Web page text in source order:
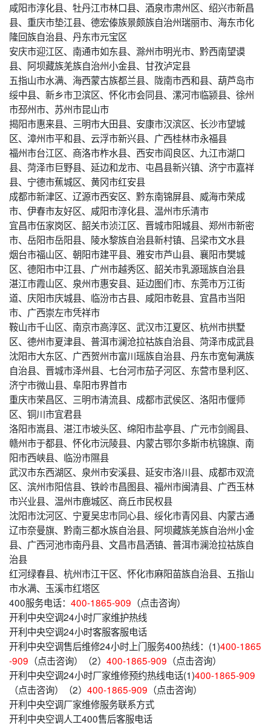
咸阳市淳化县、牡丹江市林口县、酒泉市肃州区、绍兴市新昌
县、重庆市垫江县、德宏傣族景颇族自治州瑞丽市、海东市化
隆回族自治县、丹东市元宝区
安庆市迎江区、南通市如东县、滁州市明光市、黔西南望谟
县、阿坝藏族羌族自治州小金县、甘孜泸定县
五指山市水满、海西蒙古族都兰县、陇南市西和县、葫芦岛市
绥中县、新乡市卫滨区、怀化市会同县、漯河市临颍县、徐州
市邳州市、苏州市昆山市
揭阳市惠来县、三明市大田县、安康市汉滨区、长沙市望城
区、漳州市平和县、云浮市新兴县、广西桂林市永福县
福州市台江区、商洛市柞水县、西安市阎良区、九江市湖口
县、菏泽市巨野县、延边和龙市、屯昌县新兴镇、济宁市嘉祥
县、宁德市蕉城区、黄冈市红安县
成都市新津区、辽源市西安区、黔东南锦屏县、威海市荣成
市、伊春市友好区、咸阳市淳化县、温州市乐清市
宜昌市伍家岗区、韶关市浈江区、晋城市阳城县、郑州市新密
市、岳阳市岳阳县、陵水黎族自治县新村镇、吕梁市文水县
烟台市福山区、朝阳市建平县、雅安市芦山县、襄阳市樊城
区、德阳市中江县、广州市越秀区、韶关市乳源瑶族自治县
湛江市霞山区、泉州市惠安县、延边图们市、东莞市万江街
道、庆阳市庆城县、临汾市古县、咸阳市乾县、宜昌市当阳
市、广西崇左市凭祥市
鞍山市千山区、南京市高淳区、武汉市江夏区、杭州市拱墅
区、德州市夏津县、普洱市澜沧拉祜族自治县、菏泽市成武县
沈阳市大东区、广西贺州市富川瑶族自治县、丹东市宽甸满族
自治县、晋城市泽州县、七台河市茄子河区、东营市垦利区、
济宁市微山县、阜阳市界首市
重庆市荣昌区、三明市清流县、成都市武侯区、洛阳市偃师
区、铜川市宜君县
洛阳市嵩县、湛江市坡头区、绵阳市盐亭县、广元市剑阁县、
赣州市于都县、怀化市沅陵县、内蒙古鄂尔多斯市杭锦旗、南
阳市西峡县、临汾市隰县
武汉市东西湖区、泉州市安溪县、延安市洛川县、成都市双流
区、滨州市阳信县、铁岭市昌图县、福州市闽清县、广西玉林
市兴业县、温州市鹿城区、商丘市民权县
沈阳市沈河区、宁夏吴忠市同心县、绥化市青冈县、内蒙古通
辽市奈曼旗、黔南三都水族自治县、阿坝藏族羌族自治州小金
县、广西河池市南丹县、文昌市昌洒镇、普洱市澜沧拉祜族自
治县
红河绿春县、杭州市江干区、怀化市麻阳苗族自治县、五指山
市水满、玉溪市红塔区
400服务电话： 400-1865-909 （点击咨询）
开利中央空调24小时厂家维护热线
开利中央空调24小时客服客服电话
开利中央空调售后维修24小时上门服务400热线：(1)400-1865
-909 （点击咨询）（2） 400-1865-909 （点击咨询）
开利中央空调24小时厂家维修预约热线电话(1)400-1865-909
（点击咨询）（2） 400-1865-909 （点击咨询）
开利中央空调厂家维修服务联系方式
开利中央空调人工400售后客服电话